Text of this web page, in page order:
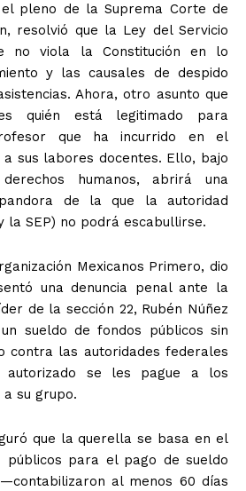
pleno de la Suprema Corte de
resolvió que la Ley del Servicio
no viola la Constitución en lo
y las causales de despido
Ahora, otro asunto que
quién está legitimado para
que ha incurrido en el
sus labores docentes. Ello, bajo
humanos, abrirá una
de la que la autoridad
la SEP) no podrá escabullirse.
Mexicanos Primero, dio
una denuncia penal ante la
de la sección 22, Rubén Núñez
sueldo de fondos públicos sin
contra las autoridades federales
se les pague a los
su grupo.
que la querella se basa en el
públicos para el pago de sueldo
al menos 60 días